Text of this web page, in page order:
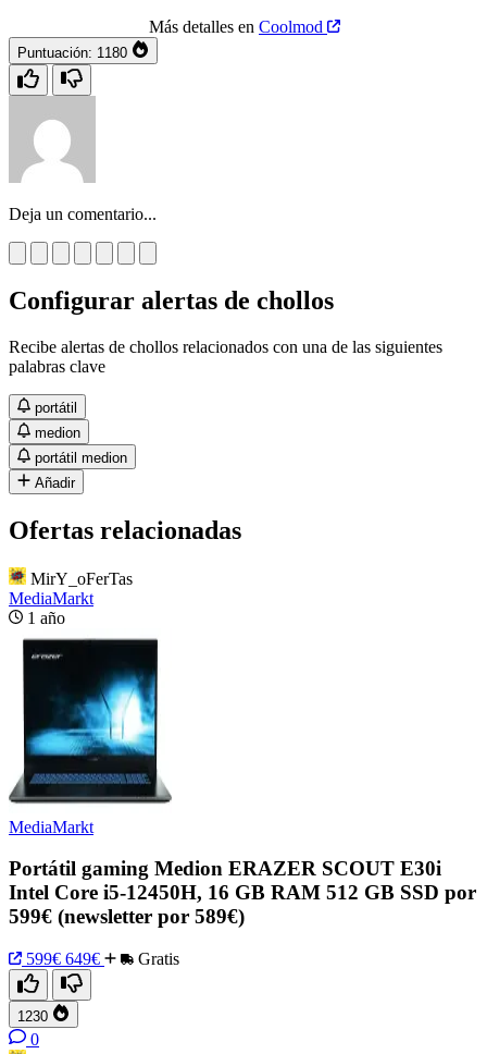
Más detalles en Coolmod
Puntuación: 1180
Deja un comentario...
Configurar alertas de chollos
Recibe alertas de chollos relacionados con una de las siguientes
palabras clave
portátil
medion
portátil medion
Añadir
Ofertas relacionadas
MirY_oFerTas
MediaMarkt
1 año
MediaMarkt
Portátil gaming Medion ERAZER SCOUT E30i
Intel Core i5-12450H, 16 GB RAM 512 GB SSD por
599€ (newsletter por 589€)
599€ 649€ Gratis
1230
0